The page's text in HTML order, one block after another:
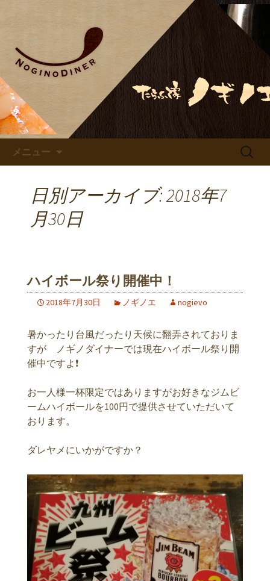
ノギノエ・ノギノダイナーの
公式サイト
鹿児島でのお食事ならノギノダイナ
ー、居酒屋ノギノエ
メニュー
検
日別アーカイブ: 2018年7
月30日
ハイボール祭り開催中！
2018年7月30日 ノギノエ nogievo
暑かったり台風だったり天候に翻弄されておりま
すが ノギノダイナーでは現在ハイボール祭り開
催中ですよ❗
お一人様一杯限定ではありますがお好きなジムビ
ームハイボールを100円で提供させていただいて
おります。
ダレヤメにいかがですか？